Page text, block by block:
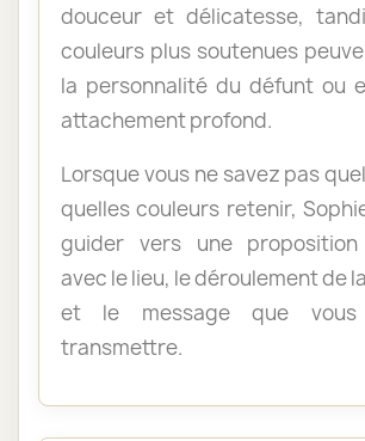
douceur et délicatesse,
couleurs plus soutenues
la personnalité du défunt ou
attachement profond.
Lorsque vous ne savez pas
quelles couleurs retenir,
guider vers une proposition
avec le lieu, le déroulement de
et le message que vous
transmettre.